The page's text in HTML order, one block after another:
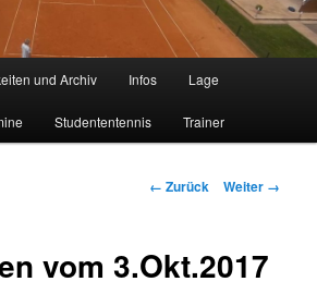
und Archiv Infos Lage
Studententennis Trainer
Bilder-
← Zurück Weiter →
vom 3.Okt.2017